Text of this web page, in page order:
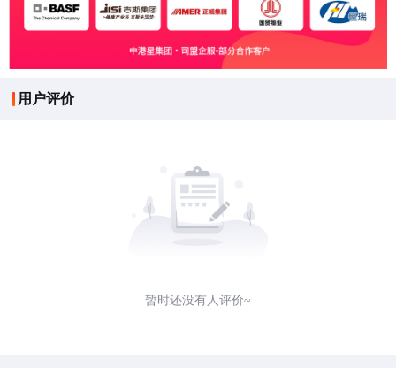
用户评价
暂时还没有人评价~